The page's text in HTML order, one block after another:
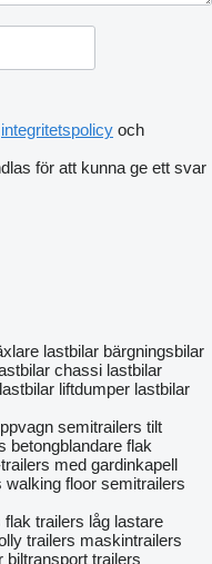
integritetspolicy och
för att kunna ge ett svar
lastbilar bärgningsbilar
chassi lastbilar
liftdumper lastbilar
semitrailers tilt
betongblandare flak
med gardinkapell
walking floor semitrailers
flak trailers låg lastare
trailers maskintrailers
biltransport trailers